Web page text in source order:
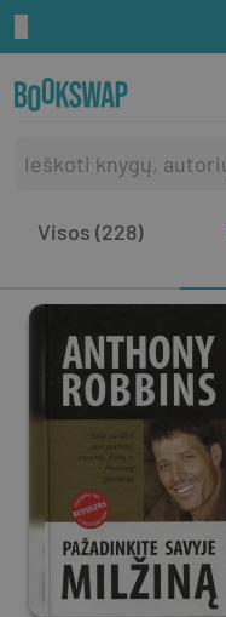
Visos (228)